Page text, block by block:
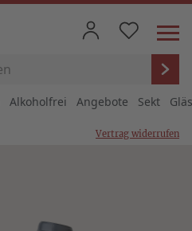
Alkoholfrei Angebote Sekt
Vertrag widerrufen